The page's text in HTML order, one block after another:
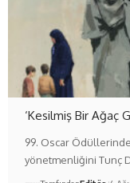
‘Kesilmiş Bir Ağaç
99. Oscar
yönetmenliğini Tunç